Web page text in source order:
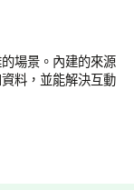
場景。內建的來源
料，並能解決互動